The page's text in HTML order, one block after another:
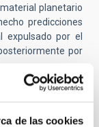
de las cookies
planetario
predicciones
expulsado por el
por
2001-2002 en
Astronomía y un
en la